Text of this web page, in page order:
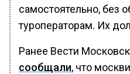
самостоятельно, без
туроператорам. Их
Ранее Вести
сообщали, что